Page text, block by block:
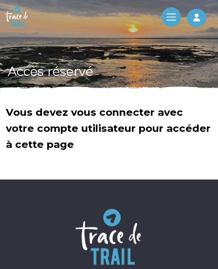
Log
Accès réservé
Vous devez vous connecter avec
votre compte utilisateur pour accéder
à cette page